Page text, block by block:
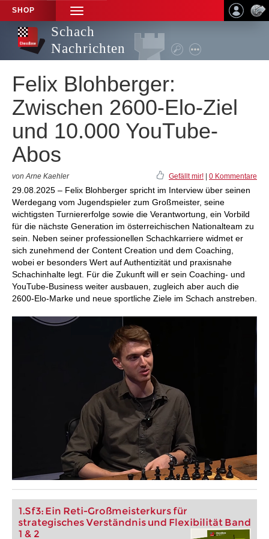
SHOP
TOGGLE
NAVIGATION
Schach
Nachrichten
Felix Blohberger:
Zwischen 2600-Elo-Ziel
und 10.000 YouTube-
Abos
von Arne Kaehler Gefällt mir! 0 Kommentare
29.08.2025 – Felix Blohberger spricht im Interview über seinen
Werdegang vom Jugendspieler zum Großmeister, seine
wichtigsten Turniererfolge sowie die Verantwortung, ein Vorbild
für die nächste Generation im österreichischen Nationalteam zu
sein. Neben seiner professionellen Schachkarriere widmet er
sich zunehmend der Content Creation und dem Coaching,
wobei er besonders Wert auf Authentizität und praxisnahe
Schachinhalte legt. Für die Zukunft will er sein Coaching- und
YouTube-Business weiter ausbauen, zugleich aber auch die
2600-Elo-Marke und neue sportliche Ziele im Schach anstreben.
1.Sf3: Ein Reti-Großmeisterkurs für
strategisches Verständnis und Flexibilität Band
1 & 2